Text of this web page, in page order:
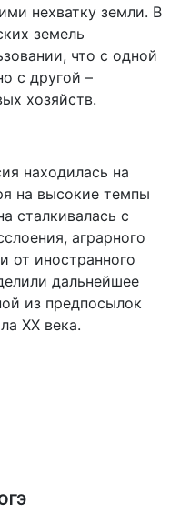
нехватку земли. В
земель
что с одной
с другой –
хозяйств.
находилась на
на высокие темпы
сталкивалась с
аграрного
от иностранного
дальнейшее
из предпосылок
XX века.